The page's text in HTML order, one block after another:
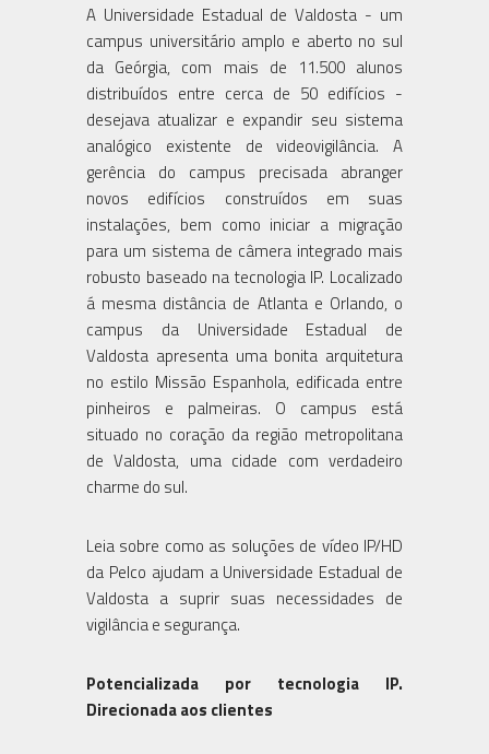
A Universidade Estadual de Valdosta - um
campus universitário amplo e aberto no sul
da Geórgia, com mais de 11.500 alunos
distribuídos entre cerca de 50 edifícios -
desejava atualizar e expandir seu sistema
analógico existente de videovigilância. A
gerência do campus precisada abranger
novos edifícios construídos em suas
instalações, bem como iniciar a migração
para um sistema de câmera integrado mais
robusto baseado na tecnologia IP. Localizado
á mesma distância de Atlanta e Orlando, o
campus da Universidade Estadual de
Valdosta apresenta uma bonita arquitetura
no estilo Missão Espanhola, edificada entre
pinheiros e palmeiras. O campus está
situado no coração da região metropolitana
de Valdosta, uma cidade com verdadeiro
charme do sul.
Leia sobre como as soluções de vídeo IP/HD
da Pelco ajudam a Universidade Estadual de
Valdosta a suprir suas necessidades de
vigilância e segurança.
Potencializada por tecnologia IP.
Direcionada aos clientes